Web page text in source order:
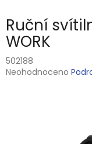
Ruční
WORK
502188
Průměrné
Neohodnoceno